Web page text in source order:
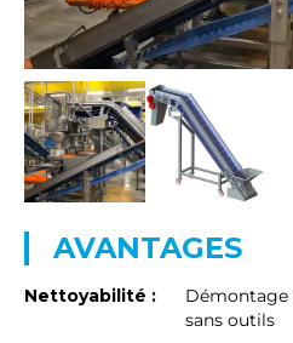
AVANTAGES
Nettoyabilité :
Démontage
sans outils